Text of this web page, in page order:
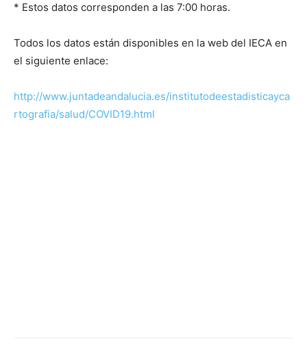
* Estos datos corresponden a las 7:00 horas.
Todos los datos están disponibles en la web del IECA en
el siguiente enlace:
http://www.juntadeandalucia.es/institutodeestadisticayca
rtografia/salud/COVID19.html